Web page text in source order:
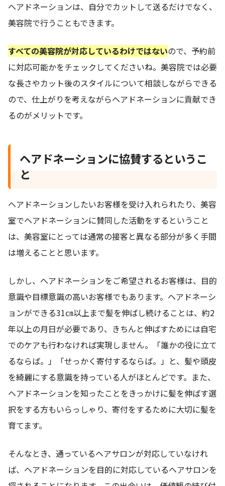
ヘアドネーションは、自分でカットして送るだけでなく、
美容院で行うこともできます。
すべての美容院が対応しているわけではないので、予約前
に対応可能かをチェックしてくださいね。美容院では必要
な長さやカット後のスタイルについて相談しながらできる
ので、仕上がりを考えながらヘアドネーションに貢献でき
るのがメリットです。
ヘアドネーションに協賛するというこ
と
ヘアドネーションしたいお客様を受け入れられたり、美容
室でヘアドネーションに賛同した活動をするということ
は、美容室にとっては通常の接客と異なる部分が多く手間
は増えることと思います。
しかし、へアドネーションをご希望されるお客様は、目的
意識や目標意識の高いお客様でもあります。ヘアドネーシ
ョンができる31㎝以上まで髪を伸ばし続けることは、約2
年以上の月日が必要であり、きちんと伸ばすためには自宅
でのケアも行わなければ実現しません。「誰かの役に立て
るならば。」「せっかく寄付するならば。」と、髪や頭皮
を綺麗にする意識を持っている人がほとんどです。また、
ヘアドネーションを知ったことをきっかけに髪を伸ばす選
択をする方もいらっしゃり、寄付をするために大切に髪を
育てます。
そんなとき、通っているヘアサロンが対応していなけれ
ば、ヘアドネーションを目的に対応しているヘアサロンを